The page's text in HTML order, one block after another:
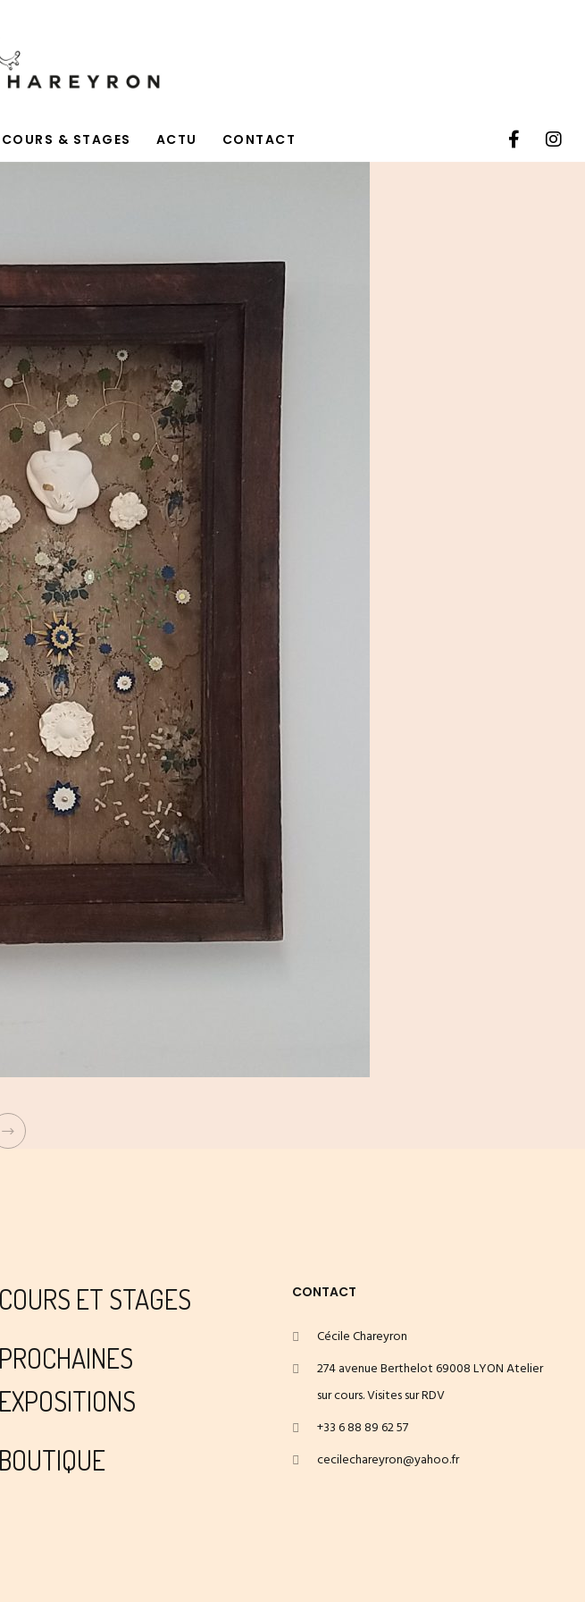
COURS & STAGES ACTU CONTACT
COURS ET STAGES
PROCHAINES
EXPOSITIONS
BOUTIQUE
CONTACT
Cécile Chareyron
274 avenue Berthelot 69008 LYON Atelier
sur cours. Visites sur RDV
+33 6 88 89 62 57
cecilechareyron@yahoo.fr